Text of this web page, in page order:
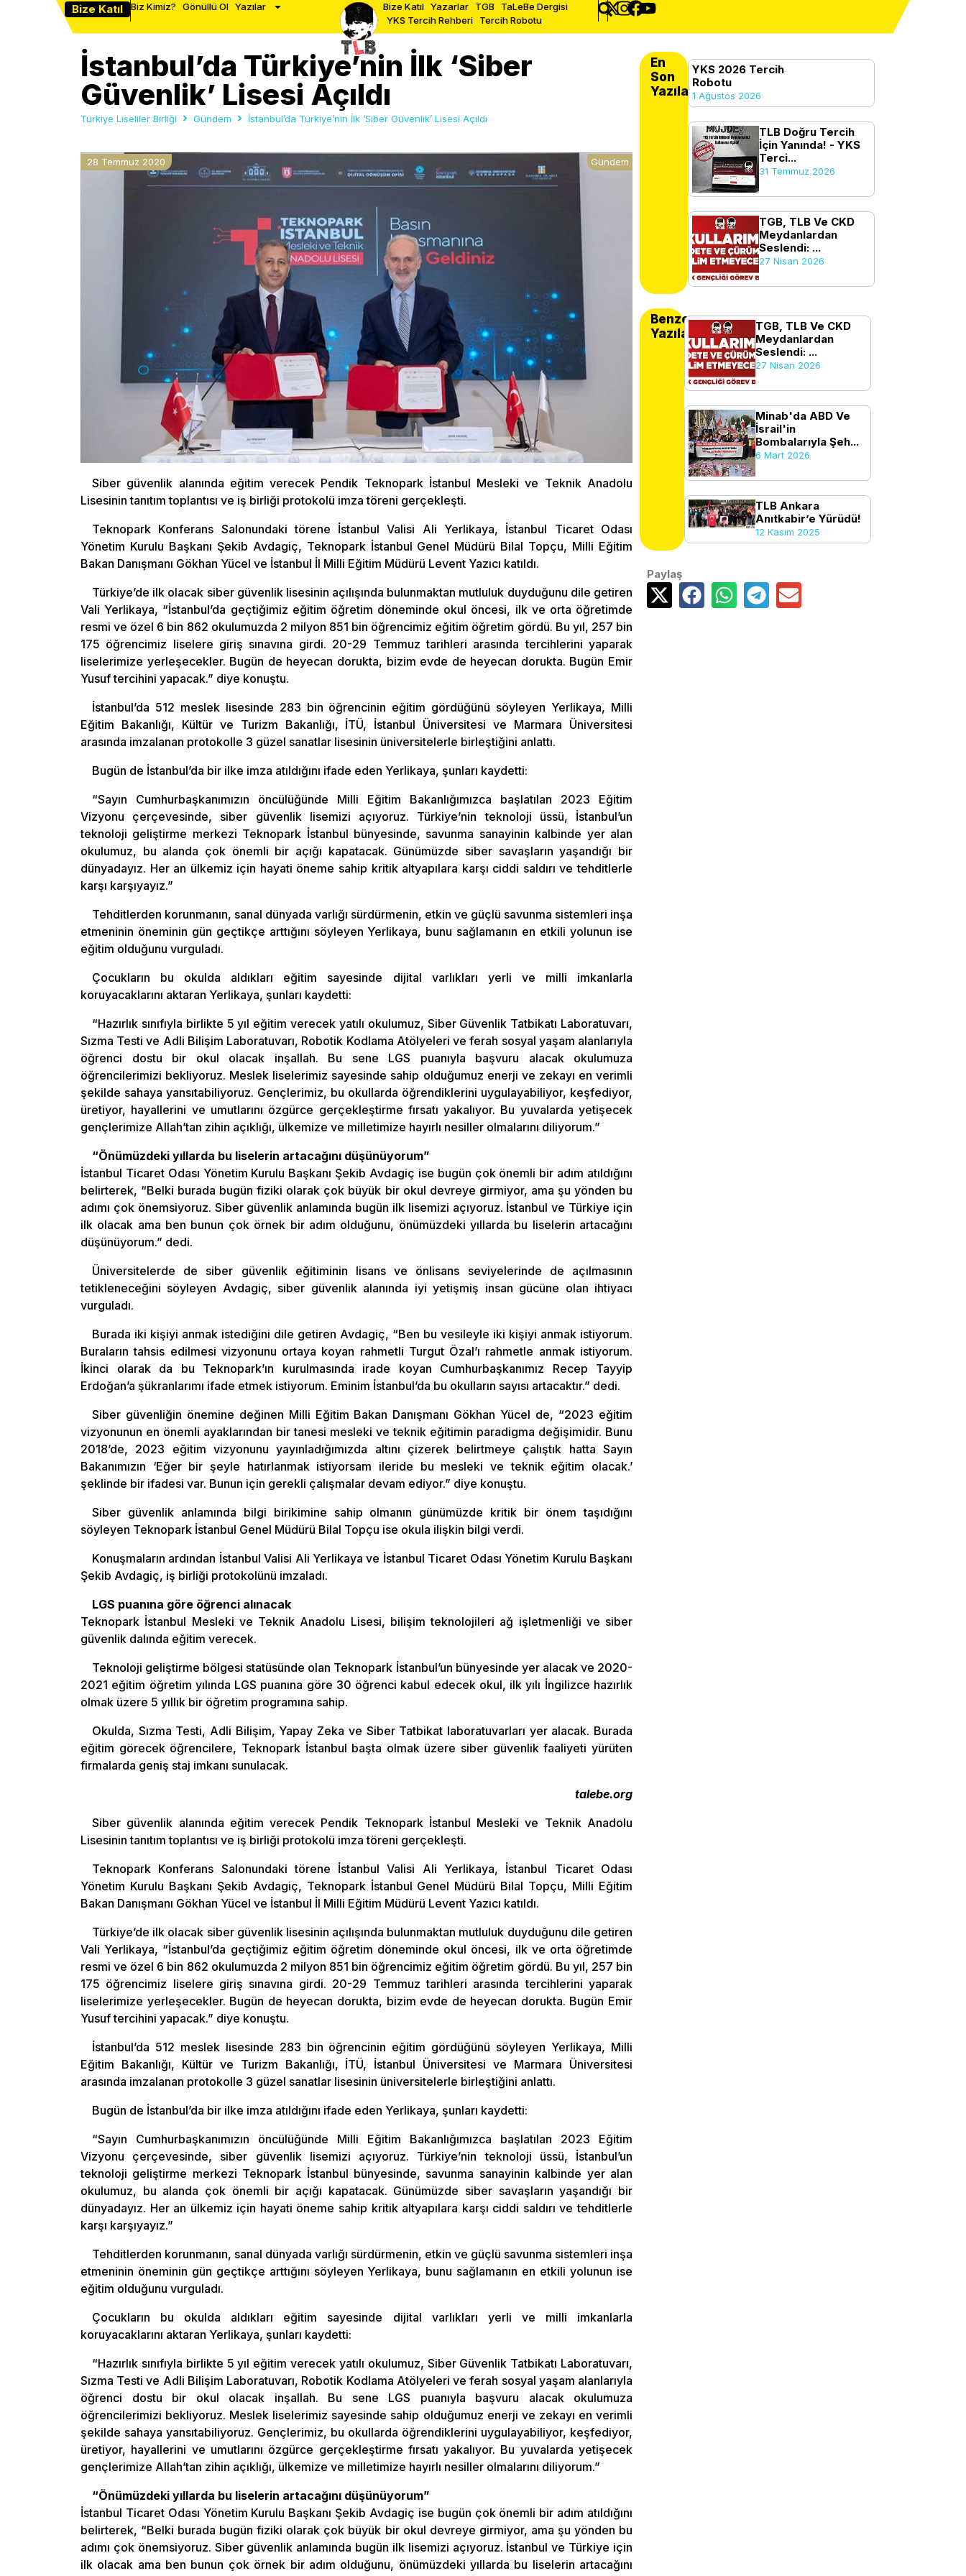
Bize Katıl Biz Kimiz? Gönüllü Ol Yazılar Bize Katıl Yazarlar TGB TaLeBe Dergisi
YKS Tercih Rehberi Tercih Robotu
İstanbul’da Türkiye’nin İlk ‘Siber
Güvenlik’ Lisesi Açıldı
Türkiye Liseliler Birliği Gündem İstanbul’da Türkiye’nin İlk ‘Siber Güvenlik’ Lisesi Açıldı
28 Temmuz 2020 Gündem
Siber güvenlik alanında eğitim verecek Pendik Teknopark İstanbul Mesleki ve Teknik Anadolu
Lisesinin tanıtım toplantısı ve iş birliği protokolü imza töreni gerçekleşti.
Teknopark Konferans Salonundaki törene İstanbul Valisi Ali Yerlikaya, İstanbul Ticaret Odası
Yönetim Kurulu Başkanı Şekib Avdagiç, Teknopark İstanbul Genel Müdürü Bilal Topçu, Milli Eğitim
Bakan Danışmanı Gökhan Yücel ve İstanbul İl Milli Eğitim Müdürü Levent Yazıcı katıldı.
Türkiye’de ilk olacak siber güvenlik lisesinin açılışında bulunmaktan mutluluk duyduğunu dile getiren
Vali Yerlikaya, “İstanbul’da geçtiğimiz eğitim öğretim döneminde okul öncesi, ilk ve orta öğretimde
resmi ve özel 6 bin 862 okulumuzda 2 milyon 851 bin öğrencimiz eğitim öğretim gördü. Bu yıl, 257 bin
175 öğrencimiz liselere giriş sınavına girdi. 20-29 Temmuz tarihleri arasında tercihlerini yaparak
liselerimize yerleşecekler. Bugün de heyecan dorukta, bizim evde de heyecan dorukta. Bugün Emir
Yusuf tercihini yapacak.” diye konuştu.
İstanbul’da 512 meslek lisesinde 283 bin öğrencinin eğitim gördüğünü söyleyen Yerlikaya, Milli
Eğitim Bakanlığı, Kültür ve Turizm Bakanlığı, İTÜ, İstanbul Üniversitesi ve Marmara Üniversitesi
arasında imzalanan protokolle 3 güzel sanatlar lisesinin üniversitelerle birleştiğini anlattı.
Bugün de İstanbul’da bir ilke imza atıldığını ifade eden Yerlikaya, şunları kaydetti:
“Sayın Cumhurbaşkanımızın öncülüğünde Milli Eğitim Bakanlığımızca başlatılan 2023 Eğitim
Vizyonu çerçevesinde, siber güvenlik lisemizi açıyoruz. Türkiye’nin teknoloji üssü, İstanbul’un
teknoloji geliştirme merkezi Teknopark İstanbul bünyesinde, savunma sanayinin kalbinde yer alan
okulumuz, bu alanda çok önemli bir açığı kapatacak. Günümüzde siber savaşların yaşandığı bir
dünyadayız. Her an ülkemiz için hayati öneme sahip kritik altyapılara karşı ciddi saldırı ve tehditlerle
karşı karşıyayız.”
Tehditlerden korunmanın, sanal dünyada varlığı sürdürmenin, etkin ve güçlü savunma sistemleri inşa
etmeninin öneminin gün geçtikçe arttığını söyleyen Yerlikaya, bunu sağlamanın en etkili yolunun ise
eğitim olduğunu vurguladı.
Çocukların bu okulda aldıkları eğitim sayesinde dijital varlıkları yerli ve milli imkanlarla
koruyacaklarını aktaran Yerlikaya, şunları kaydetti:
“Hazırlık sınıfıyla birlikte 5 yıl eğitim verecek yatılı okulumuz, Siber Güvenlik Tatbikatı Laboratuvarı,
Sızma Testi ve Adli Bilişim Laboratuvarı, Robotik Kodlama Atölyeleri ve ferah sosyal yaşam alanlarıyla
öğrenci dostu bir okul olacak inşallah. Bu sene LGS puanıyla başvuru alacak okulumuza
öğrencilerimizi bekliyoruz. Meslek liselerimiz sayesinde sahip olduğumuz enerji ve zekayı en verimli
şekilde sahaya yansıtabiliyoruz. Gençlerimiz, bu okullarda öğrendiklerini uygulayabiliyor, keşfediyor,
üretiyor, hayallerini ve umutlarını özgürce gerçekleştirme fırsatı yakalıyor. Bu yuvalarda yetişecek
gençlerimize Allah’tan zihin açıklığı, ülkemize ve milletimize hayırlı nesiller olmalarını diliyorum.”
“Önümüzdeki yıllarda bu liselerin artacağını düşünüyorum”
İstanbul Ticaret Odası Yönetim Kurulu Başkanı Şekib Avdagiç ise bugün çok önemli bir adım atıldığını
belirterek, “Belki burada bugün fiziki olarak çok büyük bir okul devreye girmiyor, ama şu yönden bu
adımı çok önemsiyoruz. Siber güvenlik anlamında bugün ilk lisemizi açıyoruz. İstanbul ve Türkiye için
ilk olacak ama ben bunun çok örnek bir adım olduğunu, önümüzdeki yıllarda bu liselerin artacağını
düşünüyorum.” dedi.
Üniversitelerde de siber güvenlik eğitiminin lisans ve önlisans seviyelerinde de açılmasının
tetikleneceğini söyleyen Avdagiç, siber güvenlik alanında iyi yetişmiş insan gücüne olan ihtiyacı
vurguladı.
Burada iki kişiyi anmak istediğini dile getiren Avdagiç, “Ben bu vesileyle iki kişiyi anmak istiyorum.
Buraların tahsis edilmesi vizyonunu ortaya koyan rahmetli Turgut Özal’ı rahmetle anmak istiyorum.
İkinci olarak da bu Teknopark’ın kurulmasında irade koyan Cumhurbaşkanımız Recep Tayyip
Erdoğan’a şükranlarımı ifade etmek istiyorum. Eminim İstanbul’da bu okulların sayısı artacaktır.” dedi.
Siber güvenliğin önemine değinen Milli Eğitim Bakan Danışmanı Gökhan Yücel de, “2023 eğitim
vizyonunun en önemli ayaklarından bir tanesi mesleki ve teknik eğitimin paradigma değişimidir. Bunu
2018’de, 2023 eğitim vizyonunu yayınladığımızda altını çizerek belirtmeye çalıştık hatta Sayın
Bakanımızın ‘Eğer bir şeyle hatırlanmak istiyorsam ileride bu mesleki ve teknik eğitim olacak.’
şeklinde bir ifadesi var. Bunun için gerekli çalışmalar devam ediyor.” diye konuştu.
Siber güvenlik anlamında bilgi birikimine sahip olmanın günümüzde kritik bir önem taşıdığını
söyleyen Teknopark İstanbul Genel Müdürü Bilal Topçu ise okula ilişkin bilgi verdi.
Konuşmaların ardından İstanbul Valisi Ali Yerlikaya ve İstanbul Ticaret Odası Yönetim Kurulu Başkanı
Şekib Avdagiç, iş birliği protokolünü imzaladı.
LGS puanına göre öğrenci alınacak
Teknopark İstanbul Mesleki ve Teknik Anadolu Lisesi, bilişim teknolojileri ağ işletmenliği ve siber
güvenlik dalında eğitim verecek.
Teknoloji geliştirme bölgesi statüsünde olan Teknopark İstanbul’un bünyesinde yer alacak ve 2020-
2021 eğitim öğretim yılında LGS puanına göre 30 öğrenci kabul edecek okul, ilk yılı İngilizce hazırlık
olmak üzere 5 yıllık bir öğretim programına sahip.
Okulda, Sızma Testi, Adli Bilişim, Yapay Zeka ve Siber Tatbikat laboratuvarları yer alacak. Burada
eğitim görecek öğrencilere, Teknopark İstanbul başta olmak üzere siber güvenlik faaliyeti yürüten
firmalarda geniş staj imkanı sunulacak.
talebe.org
Siber güvenlik alanında eğitim verecek Pendik Teknopark İstanbul Mesleki ve Teknik Anadolu
Lisesinin tanıtım toplantısı ve iş birliği protokolü imza töreni gerçekleşti.
Teknopark Konferans Salonundaki törene İstanbul Valisi Ali Yerlikaya, İstanbul Ticaret Odası
Yönetim Kurulu Başkanı Şekib Avdagiç, Teknopark İstanbul Genel Müdürü Bilal Topçu, Milli Eğitim
Bakan Danışmanı Gökhan Yücel ve İstanbul İl Milli Eğitim Müdürü Levent Yazıcı katıldı.
Türkiye’de ilk olacak siber güvenlik lisesinin açılışında bulunmaktan mutluluk duyduğunu dile getiren
Vali Yerlikaya, “İstanbul’da geçtiğimiz eğitim öğretim döneminde okul öncesi, ilk ve orta öğretimde
resmi ve özel 6 bin 862 okulumuzda 2 milyon 851 bin öğrencimiz eğitim öğretim gördü. Bu yıl, 257 bin
175 öğrencimiz liselere giriş sınavına girdi. 20-29 Temmuz tarihleri arasında tercihlerini yaparak
liselerimize yerleşecekler. Bugün de heyecan dorukta, bizim evde de heyecan dorukta. Bugün Emir
Yusuf tercihini yapacak.” diye konuştu.
İstanbul’da 512 meslek lisesinde 283 bin öğrencinin eğitim gördüğünü söyleyen Yerlikaya, Milli
Eğitim Bakanlığı, Kültür ve Turizm Bakanlığı, İTÜ, İstanbul Üniversitesi ve Marmara Üniversitesi
arasında imzalanan protokolle 3 güzel sanatlar lisesinin üniversitelerle birleştiğini anlattı.
Bugün de İstanbul’da bir ilke imza atıldığını ifade eden Yerlikaya, şunları kaydetti:
“Sayın Cumhurbaşkanımızın öncülüğünde Milli Eğitim Bakanlığımızca başlatılan 2023 Eğitim
Vizyonu çerçevesinde, siber güvenlik lisemizi açıyoruz. Türkiye’nin teknoloji üssü, İstanbul’un
teknoloji geliştirme merkezi Teknopark İstanbul bünyesinde, savunma sanayinin kalbinde yer alan
okulumuz, bu alanda çok önemli bir açığı kapatacak. Günümüzde siber savaşların yaşandığı bir
dünyadayız. Her an ülkemiz için hayati öneme sahip kritik altyapılara karşı ciddi saldırı ve tehditlerle
karşı karşıyayız.”
Tehditlerden korunmanın, sanal dünyada varlığı sürdürmenin, etkin ve güçlü savunma sistemleri inşa
etmeninin öneminin gün geçtikçe arttığını söyleyen Yerlikaya, bunu sağlamanın en etkili yolunun ise
eğitim olduğunu vurguladı.
Çocukların bu okulda aldıkları eğitim sayesinde dijital varlıkları yerli ve milli imkanlarla
koruyacaklarını aktaran Yerlikaya, şunları kaydetti:
“Hazırlık sınıfıyla birlikte 5 yıl eğitim verecek yatılı okulumuz, Siber Güvenlik Tatbikatı Laboratuvarı,
Sızma Testi ve Adli Bilişim Laboratuvarı, Robotik Kodlama Atölyeleri ve ferah sosyal yaşam alanlarıyla
öğrenci dostu bir okul olacak inşallah. Bu sene LGS puanıyla başvuru alacak okulumuza
öğrencilerimizi bekliyoruz. Meslek liselerimiz sayesinde sahip olduğumuz enerji ve zekayı en verimli
şekilde sahaya yansıtabiliyoruz. Gençlerimiz, bu okullarda öğrendiklerini uygulayabiliyor, keşfediyor,
üretiyor, hayallerini ve umutlarını özgürce gerçekleştirme fırsatı yakalıyor. Bu yuvalarda yetişecek
gençlerimize Allah’tan zihin açıklığı, ülkemize ve milletimize hayırlı nesiller olmalarını diliyorum.”
“Önümüzdeki yıllarda bu liselerin artacağını düşünüyorum”
İstanbul Ticaret Odası Yönetim Kurulu Başkanı Şekib Avdagiç ise bugün çok önemli bir adım atıldığını
belirterek, “Belki burada bugün fiziki olarak çok büyük bir okul devreye girmiyor, ama şu yönden bu
adımı çok önemsiyoruz. Siber güvenlik anlamında bugün ilk lisemizi açıyoruz. İstanbul ve Türkiye için
ilk olacak ama ben bunun çok örnek bir adım olduğunu, önümüzdeki yıllarda bu liselerin artacağını
En
Son
Yazılanlar
YKS 2026 Tercih
Robotu
1 Ağustos 2026
TLB Doğru Tercih
İçin Yanında! - YKS
Terci...
31 Temmuz 2026
TGB, TLB Ve CKD
Meydanlardan
Seslendi: ...
27 Nisan 2026
Benzer
Yazılar
TGB, TLB Ve CKD
Meydanlardan
Seslendi: ...
27 Nisan 2026
Minab'da ABD Ve
İsrail'in
Bombalarıyla Şeh...
6 Mart 2026
TLB Ankara
Anıtkabir’e Yürüdü!
12 Kasım 2025
Paylaş